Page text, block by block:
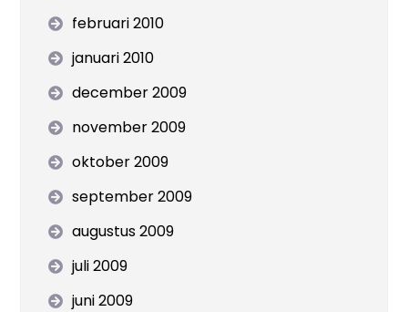
februari 2010
januari 2010
december 2009
november 2009
oktober 2009
september 2009
augustus 2009
juli 2009
juni 2009